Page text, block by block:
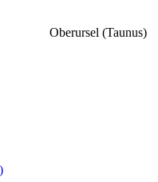
Oberursel (Taunus)